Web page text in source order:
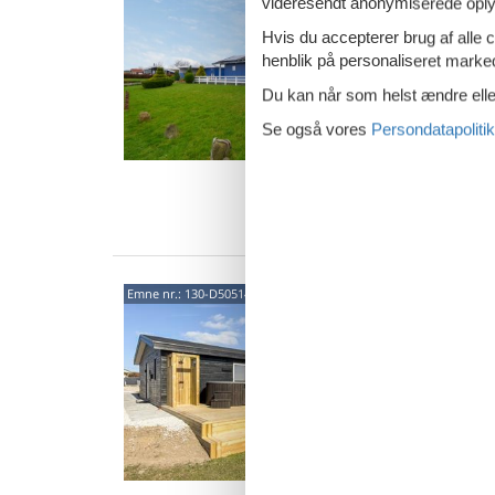
4,5
rigtig
alle
Emne nr.: 130-D50514
Hvis du accepterer brug af alle
henblik på personaliseret
Du kan når som helst ændre
Se også vores Persondatapolitik